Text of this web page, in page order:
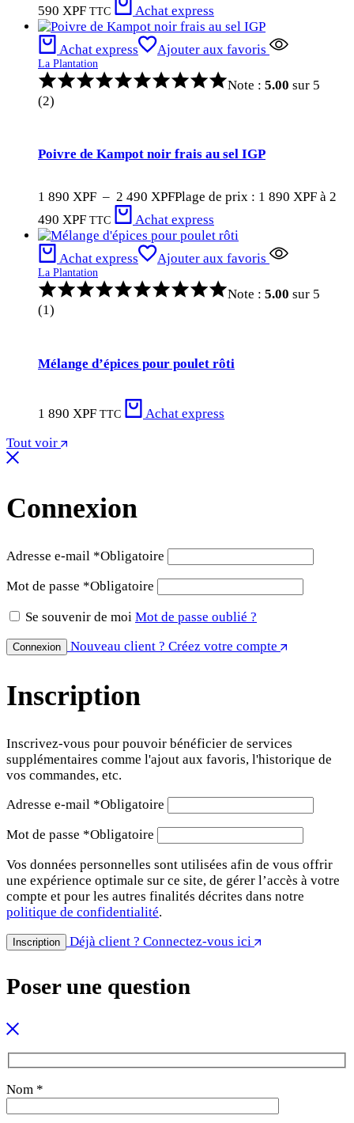
590 XPF TTC Achat express
Achat express Ajouter aux favoris
La Plantation
Note : 5.00 sur 5
(2)
Poivre de Kampot noir frais au sel IGP
1 890 XPF – 2 490 XPFPlage de prix : 1 890 XPF à 2
490 XPF TTC Achat express
Achat express Ajouter aux favoris
La Plantation
Note : 5.00 sur 5
(1)
Mélange d’épices pour poulet rôti
1 890 XPF TTC
Achat express
Tout voir
Connexion
Adresse e-mail *Obligatoire
Mot de passe *Obligatoire
Se souvenir de moi Mot de passe oublié ?
Connexion Nouveau client ? Créez votre compte
Inscription
Inscrivez-vous pour pouvoir bénéficier de services
supplémentaires comme l'ajout aux favoris, l'historique de
vos commandes, etc.
Adresse e-mail *Obligatoire
Mot de passe *Obligatoire
Vos données personnelles sont utilisées afin de vous offrir
une expérience optimale sur ce site, de gérer l’accès à votre
compte et pour les autres finalités décrites dans notre
politique de confidentialité.
Inscription Déjà client ? Connectez-vous ici
Poser une question
Nom *